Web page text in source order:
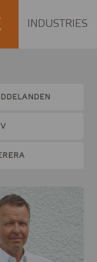
INDUSTRIES